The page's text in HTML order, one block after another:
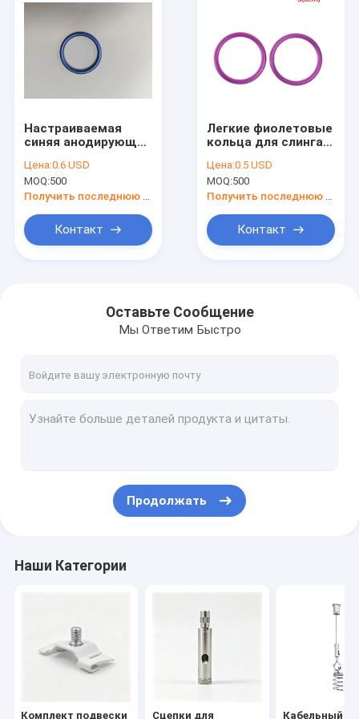
Экскурсия по заводу
Сцепки для проволочных кабелей
Настраиваемая
синяя анодирующая
кольца кольца
удобный прочный
для грузовика
Цена:0.6 USD
MOQ:500
Получить последнюю цену
Контакт
Легкие фиолетовые
кольца для слинга
алюминиевое
анодированное
покрытие
Цена:0.5 USD
MOQ:500
Получить последнюю цену
Контакт
Оставьте Сообщение
Мы Ответим Быстро
Продолжать
Наши Категории
Комплект подвески Сцепки для Кабельный